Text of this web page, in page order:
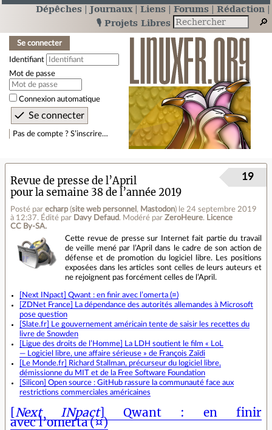
Dépêches Journaux Liens Forums
Rédaction
🎙️ Projets Libres
Se connecter
Identifiant
Mot de passe
Connexion automatique
Pas de compte ? S’inscrire…
Revue de presse de l’April
pour la semaine 38 de l’année 2019
Posté par echarp(site web personnel , Mastodon) le 24 septembre 2019
à 12:37. Édité par Davy Defaud. Modéré par ZeroHeure. Licence
CC By‑SA.
19
Cette revue de presse sur Internet fait partie du travail
de veille mené par l’April dans le cadre de son action de
défense et de promotion du logiciel libre. Les positions
exposées dans les articles sont celles de leurs auteurs et
ne rejoignent pas forcément celles de l’April.
[Next INpact] Qwant : en finir avec l’omerta (¤)
[ZDNet France] La dépendance des autorités allemandes à Microsoft
pose question
[Slate.fr] Le gouvernement américain tente de saisir les recettes du
livre de Snowden
[Ligue des droits de l’Homme] La LDH soutient le film « LoL
— Logiciel libre, une affaire sérieuse » de François Zaïdi
[Le Monde.fr] Richard Stallman, précurseur du logiciel libre,
démissionne du MIT et de la Free Software Foundation
[Silicon] Open source : GitHub rassure la communauté face aux
restrictions commerciales américaines
[Next INpact] Qwant : en finir
avec l’omerta (¤)